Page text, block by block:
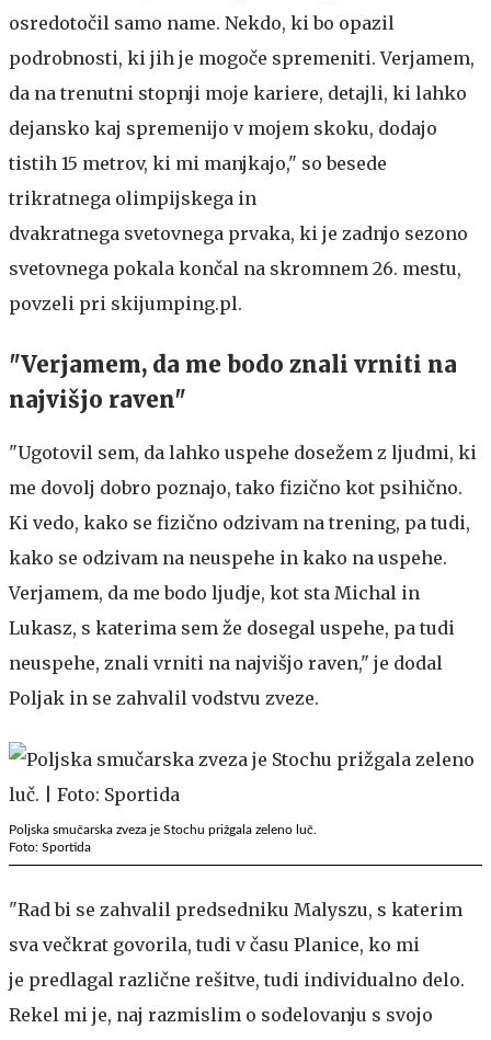
osredotočil samo name. Nekdo, ki bo opazil
podrobnosti, ki jih je mogoče spremeniti. Verjamem,
da na trenutni stopnji moje kariere, detajli, ki lahko
dejansko kaj spremenijo v mojem skoku, dodajo
tistih 15 metrov, ki mi manjkajo," so besede
trikratnega olimpijskega in
dvakratnega svetovnega prvaka, ki je zadnjo sezono
svetovnega pokala končal na skromnem 26. mestu,
povzeli pri skijumping.pl.
"Verjamem, da me bodo znali vrniti na
najvišjo raven"
"Ugotovil sem, da lahko uspehe dosežem z ljudmi, ki
me dovolj dobro poznajo, tako fizično kot psihično.
Ki vedo, kako se fizično odzivam na trening, pa tudi,
kako se odzivam na neuspehe in kako na uspehe.
Verjamem, da me bodo ljudje, kot sta Michal in
Lukasz, s katerima sem že dosegal uspehe, pa tudi
neuspehe, znali vrniti na najvišjo raven," je dodal
Poljak in se zahvalil vodstvu zveze.
Poljska smučarska zveza je Stochu prižgala zeleno luč.
Foto: Sportida
"Rad bi se zahvalil predsedniku Malyszu, s katerim
sva večkrat govorila, tudi v času Planice, ko mi
je predlagal različne rešitve, tudi individualno delo.
Rekel mi je, naj razmislim o sodelovanju s svojo